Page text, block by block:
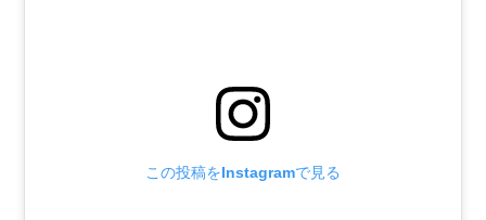
この投稿をInstagramで見る